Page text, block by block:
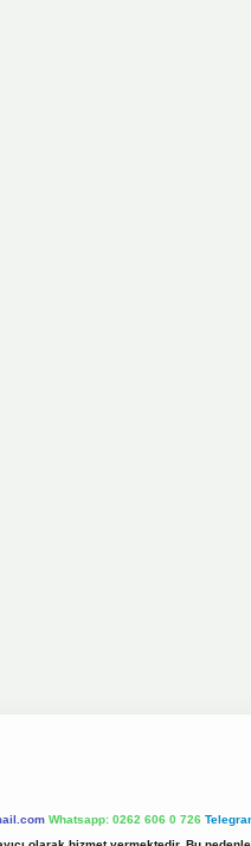
Whatsapp: 0262 606 0 726